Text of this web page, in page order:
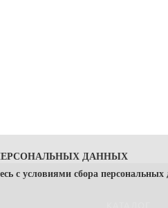
ДАННЫХ
с условиями сбора